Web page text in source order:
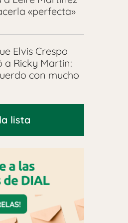
«perfecta»
Elvis Crespo
a Ricky Martin:
con mucho
lista